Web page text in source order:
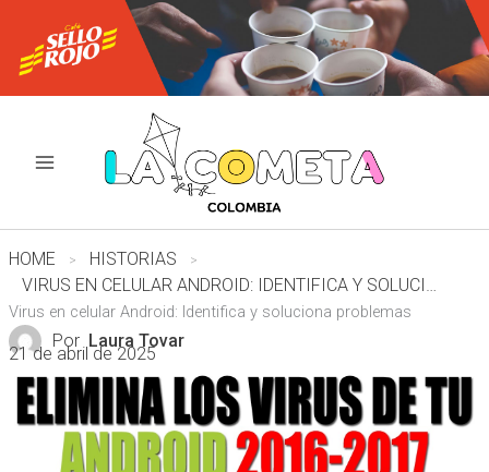
contenido
HOME
HISTORIAS
VIRUS EN CELULAR ANDROID: IDENTIFICA Y SOLUCIONA PROBLEMAS
Virus en celular Android: Identifica y soluciona problemas
Por Laura Tovar
21 de abril de 2025